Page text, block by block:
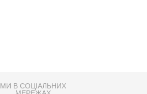
МИ В СОЦІАЛЬНИХ